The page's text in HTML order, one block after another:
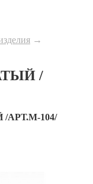
→
/
АРТ.М-104/